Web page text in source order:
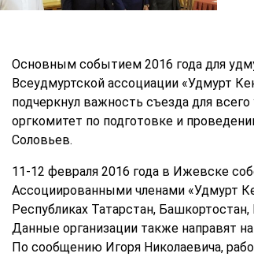
Основным событием 2016 года для
Всеудмуртской ассоциации «Удмурт
подчеркнул важность съезда для
оргкомитет по подготовке и
Соловьев.
11-12 февраля 2016 года в Ижевске
Ассоциированными членами «Удмурт
Республиках Татарстан,
Данные организации также направят
По сообщению Игоря Николаевича,